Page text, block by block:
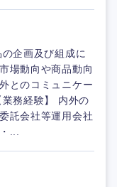
の企画及び組成に
場動向や商品動向
とのコミュニケー
務経験】 内外の
託会社等運用会社
...